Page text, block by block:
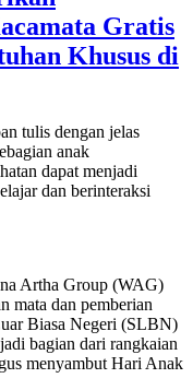
Gratis
Khusus di
tulis dengan jelas
anak
dapat menjadi
dan berinteraksi
Artha Group (WAG)
mata dan pemberian
Biasa Negeri (SLBN)
bagian dari rangkaian
menyambut Hari Anak